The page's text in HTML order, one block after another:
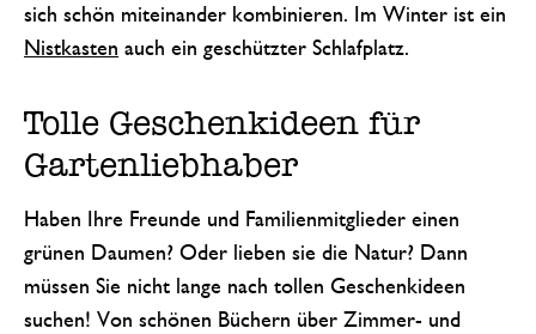
sich schön miteinander kombinieren. Im Winter ist ein
Nistkasten auch ein geschützter Schlafplatz.
Tolle Geschenkideen für
Gartenliebhaber
Haben Ihre Freunde und Familienmitglieder einen
grünen Daumen? Oder lieben sie die Natur? Dann
müssen Sie nicht lange nach tollen Geschenkideen
suchen! Von schönen Büchern über Zimmer- und